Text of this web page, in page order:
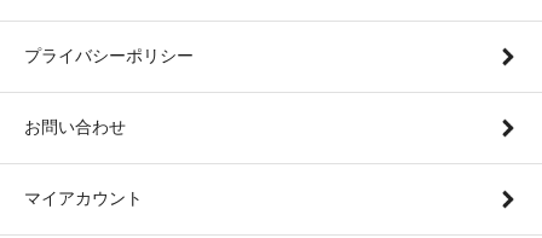
プライバシーポリシー
お問い合わせ
マイアカウント